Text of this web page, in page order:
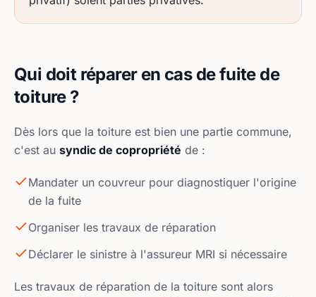
Qui doit réparer en cas de fuite de
toiture ?
Dès lors que la toiture est bien une partie commune,
c'est au syndic de copropriété de :
Mandater un couvreur pour diagnostiquer l'origine
de la fuite
Organiser les travaux de réparation
Déclarer le sinistre à l'assureur MRI si nécessaire
Les travaux de réparation de la toiture sont alors